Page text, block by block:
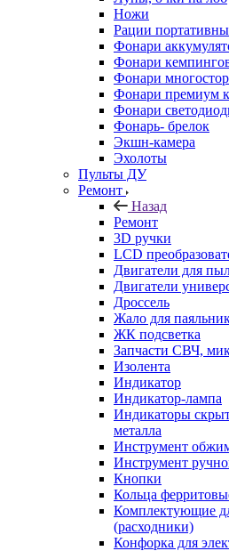
Ножи
Рации
Фонари
Фонари
Фонари
Фонари премиум
Фонари
Фонарь- брелок
Экшн-камера
Эхолоты
Пульты ДУ
Ремонт
Назад
Ремонт
3D ручки
LCD
Двигатели для
Двигатели
Дроссель
Жало для
ЖК подсветка
Запчасти СВЧ,
Изолента
Индикатор
Индикатор-лампа
Индикаторы
металла
Инструмент
Инструмент
Кнопки
Кольца
Комплектующие
(расходники)
Конфорка для